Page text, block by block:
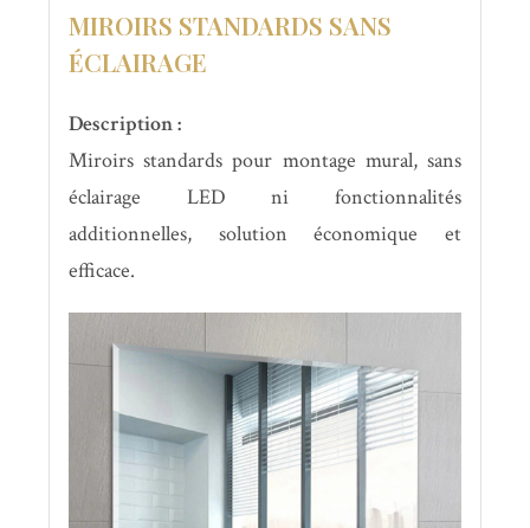
MIROIRS STANDARDS SANS
ÉCLAIRAGE
Description :
Miroirs standards pour montage mural, sans
éclairage LED ni fonctionnalités
additionnelles, solution économique et
efficace.